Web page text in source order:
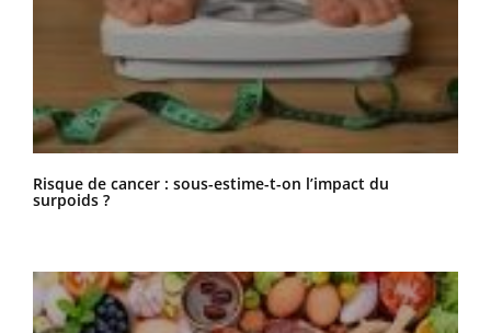
Risque de cancer : sous-estime-t-on l’impact du
surpoids ?